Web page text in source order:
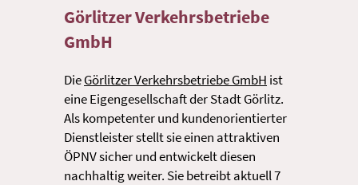
Görlitzer Verkehrsbetriebe
GmbH
DieGörlitzer Verkehrsbetriebe GmbH ist
eine Eigengesellschaft der Stadt Görlitz.
Als kompetenter und kundenorientierter
Dienstleister stellt sie einen attraktiven
ÖPNV sicher und entwickelt diesen
nachhaltig weiter. Sie betreibt aktuell 7